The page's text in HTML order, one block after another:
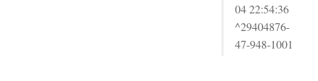
04 22:54:36
^29404876-
47-948-1001